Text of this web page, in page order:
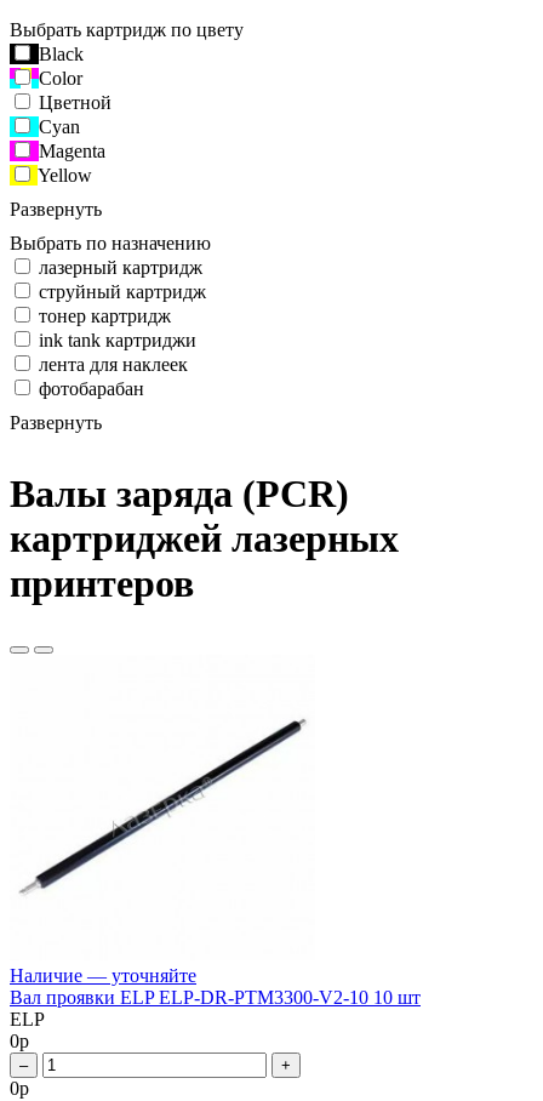
Выбрать картридж по цвету
Black
Color
Цветной
Cyan
Magenta
Yellow
Развернуть
Выбрать по назначению
лазерный картридж
струйный картридж
тонер картридж
ink tank картриджи
лента для наклеек
фотобарабан
Развернуть
Валы заряда (PCR)
картриджей лазерных
принтеров
Наличие — уточняйте
Вал проявки ELP ELP-DR-PTM3300-V2-10 10 шт
ELP
0р
– +
0р